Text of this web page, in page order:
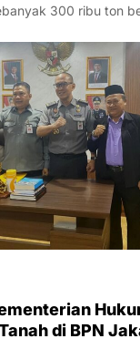
300 ribu ton
di BPN